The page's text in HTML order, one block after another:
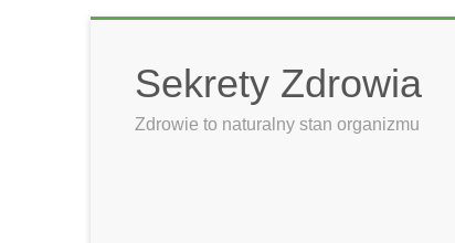
contentSekrety Zdrowia
Zdrowie to naturalny stan organizmu